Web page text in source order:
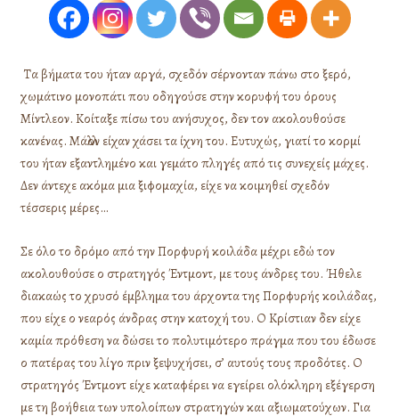
Τα βήματα του ήταν αργά, σχεδόν σέρνονταν πάνω στο ξερό,
χωμάτινο μονοπάτι που οδηγούσε στην κορυφή του όρους
Μίντλεον. Κοίταξε πίσω του ανήσυχος, δεν τον ακολουθούσε
κανένας. Μάλλον είχαν χάσει τα ίχνη του. Ευτυχώς, γιατί το κορμί
του ήταν εξαντλημένο και γεμάτο πληγές από τις συνεχείς μάχες.
Δεν άντεχε ακόμα μια ξιφομαχία, είχε να κοιμηθεί σχεδόν
τέσσερις μέρες…
Σε όλο το δρόμο από την Πορφυρή κοιλάδα μέχρι εδώ τον
ακολουθούσε ο στρατηγός Έντμοντ, με τους άνδρες του. Ήθελε
διακαώς το χρυσό έμβλημα του άρχοντα της Πορφυρής κοιλάδας,
που είχε ο νεαρός άνδρας στην κατοχή του. Ο Κρίστιαν δεν είχε
καμία πρόθεση να δώσει το πολυτιμότερο πράγμα που του έδωσε
ο πατέρας του λίγο πριν ξεψυχήσει, σ’ αυτούς τους προδότες. Ο
στρατηγός Έντμοντ είχε καταφέρει να εγείρει ολόκληρη εξέγερση
με τη βοήθεια των υπολοίπων στρατηγών και αξιωματούχων. Για